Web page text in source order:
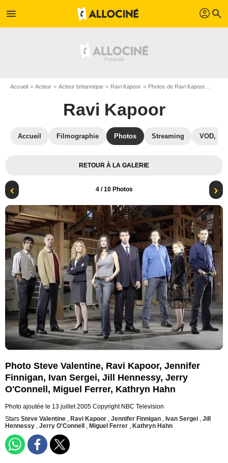
menu profil search
Accueil Acteur Acteur britannique Ravi Kapoor Photos de Ravi Kapoor
Ravi Kapoor
Accueil Filmographie Photos Streaming VOD,
RETOUR À LA GALERIE
4/ 10 Photos
Photo Steve Valentine, Ravi Kapoor, Jennifer
Finnigan, Ivan Sergei, Jill Hennessy, Jerry
O'Connell, Miguel Ferrer, Kathryn Hahn
Photo ajoutée le 13 juillet 2005 Copyright NBC Television
Stars Steve Valentine , Ravi Kapoor , Jennifer Finnigan , Ivan Sergei , Jill
Hennessy , Jerry O'Connell , Miguel Ferrer , Kathryn Hahn